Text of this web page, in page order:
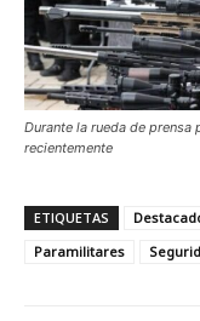
Durante la rueda de
recientemente
ETIQUETAS
Paramilitares